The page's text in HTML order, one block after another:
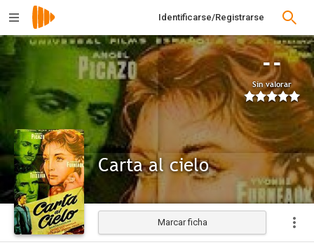
Identificarse/Registrarse
--
Sin valorar
Carta al cielo
Marcar ficha